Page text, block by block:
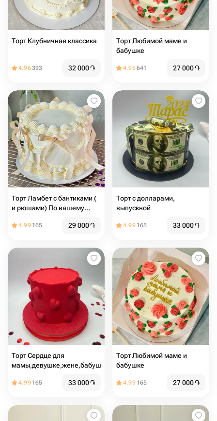
Торт Клубничная классика
4.96393 32 000֏
Торт Любимой маме и
бабушке ️
4.95641 27 000֏
Торт Ламбет с бантиками (
и рюшами) По вашему
надпись
4.99 165 29 000֏
Торт с долларами,
выпускной
4.99 165 33 000֏
Торт Сердце для
мамы,девушке,жене,бабушке
4.99 165 33 000֏
Торт Любимой маме и
бабушке
4.99 165 27 000֏